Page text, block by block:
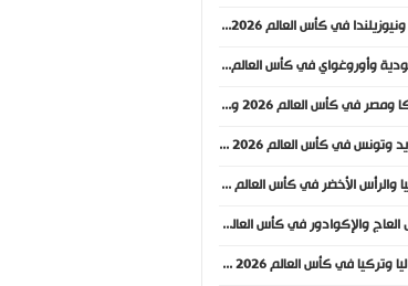
موعد مباراة إيران ونيوزيلندا في كأس العالم 2026 والقنوات الناقلة
موعد مباراة السعودية وأوروغواي في كأس العالم 2026 والقنوات الناقلة
موعد مباراة بلجيكا ومصر في كأس العالم 2026 والقنوات الناقلة
موعد مباراة السويد وتونس في كأس العالم 2026 والقنوات الناقلة
موعد مباراة إسبانيا والرأس الأخضر في كأس العالم 2026 والقنوات الناقلة
موعد مباراة ساحل العاج والإكوادور في كأس العالم 2026 والقنوات الناقلة
موعد مباراة أستراليا وتركيا في كأس العالم 2026 والقنوات الناقلة